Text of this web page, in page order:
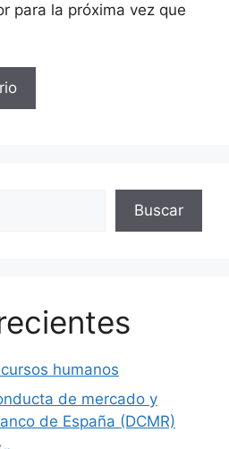
para la próxima vez que
Buscar
humanos
de mercado y
de España (DCMR)